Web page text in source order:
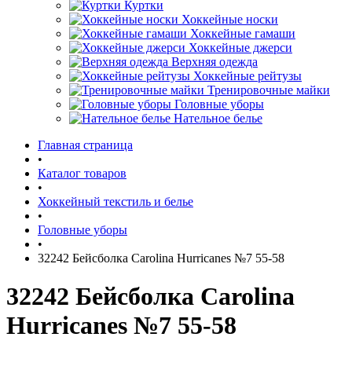
Куртки
Хоккейные носки
Хоккейные гамаши
Хоккейные джерси
Верхняя одежда
Хоккейные рейтузы
Тренировочные майки
Головные уборы
Нательное белье
Главная страница
•
Каталог товаров
•
Хоккейный текстиль и белье
•
Головные уборы
•
32242 Бейсболка Carolina Hurricanes №7 55-58
32242 Бейсболка Carolina
Hurricanes №7 55-58